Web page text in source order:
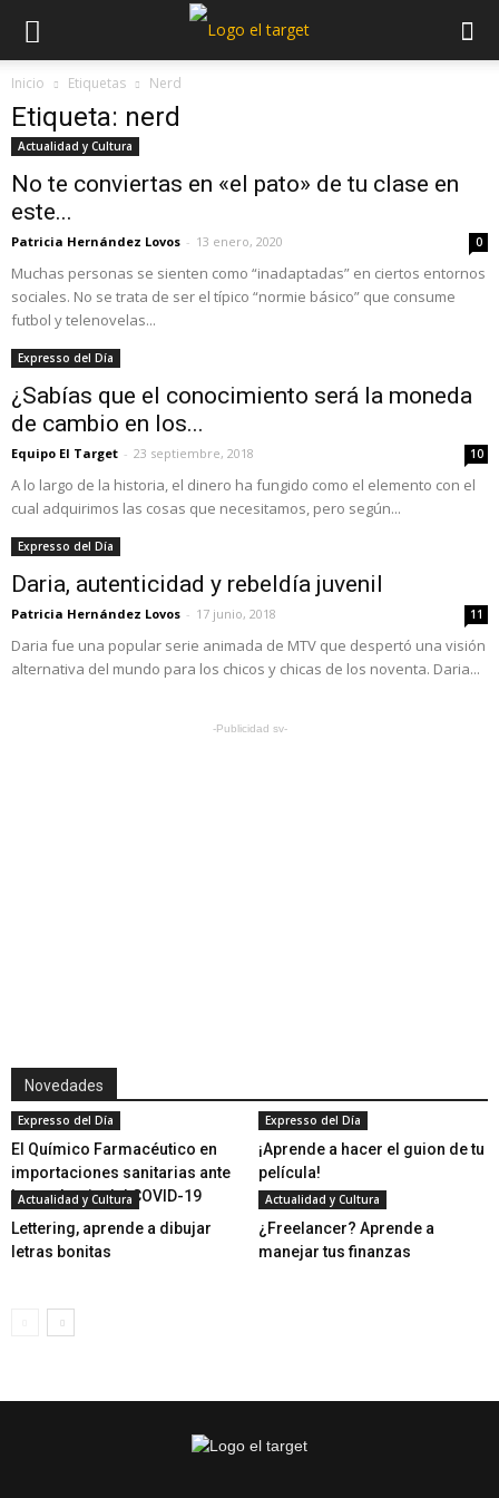
Inicio Etiquetas Nerd
Etiqueta: nerd
Actualidad y Cultura
No te conviertas en «el pato» de tu clase en
este...
Patricia Hernández Lovos - 13 enero, 2020 0
Muchas personas se sienten como “inadaptadas” en ciertos entornos
sociales. No se trata de ser el típico “normie básico” que consume
futbol y telenovelas...
Expresso del Día
¿Sabías que el conocimiento será la moneda
de cambio en los...
Equipo El Target - 23 septiembre, 2018 10
A lo largo de la historia, el dinero ha fungido como el elemento con el
cual adquirimos las cosas que necesitamos, pero según...
Expresso del Día
Daria, autenticidad y rebeldía juvenil
Patricia Hernández Lovos - 17 junio, 2018 11
Daria fue una popular serie animada de MTV que despertó una visión
alternativa del mundo para los chicos y chicas de los noventa. Daria...
-Publicidad sv-
Novedades
Expresso del Día
El Químico Farmacéutico en
importaciones sanitarias ante
la pandemia del COVID-19
Expresso del Día
¡Aprende a hacer el guion de tu
película!
Actualidad y Cultura
Lettering, aprende a dibujar
letras bonitas
Actualidad y Cultura
¿Freelancer? Aprende a
manejar tus finanzas